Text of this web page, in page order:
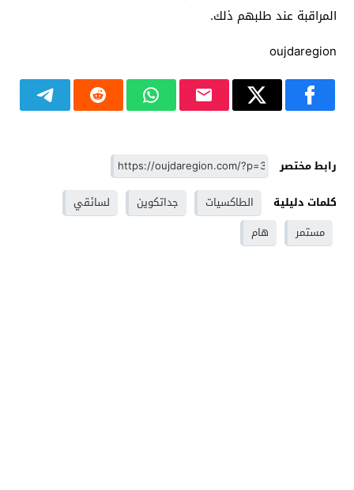
المراقبة عند طلبهم ذلك.
oujdaregion
رابط مختصر
كلمات دليلية
الطاكسيات جداتكوين
لسائقي
مستمر
هام